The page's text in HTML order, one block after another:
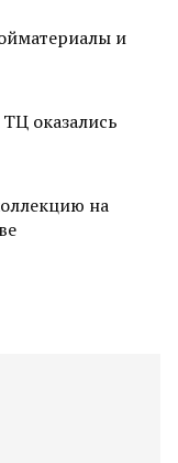
и
оказались
на